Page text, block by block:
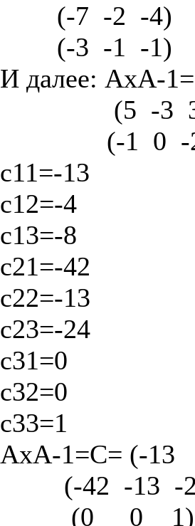
И далее: АхА-
с11=-13
с12=-4
с13=-8
с21=-42
с22=-13
с23=-24
с31=0
с32=0
с33=1
АхА-1=С= (-13